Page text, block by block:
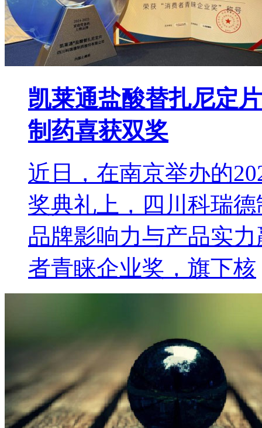
凯莱通盐酸替扎尼定
制药喜获双奖
近日，在南京举办的
奖典礼上，四川科瑞
品牌影响力与产品实
者青睐企业奖，旗下核